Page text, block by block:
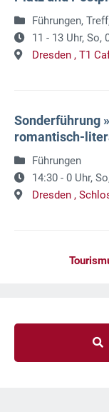
Führungen,
11 - 13 Uhr, So,
Dresden , T1
Sonderführung
romantisch-
Führungen
14:30 - 0 Uhr,
Dresden ,